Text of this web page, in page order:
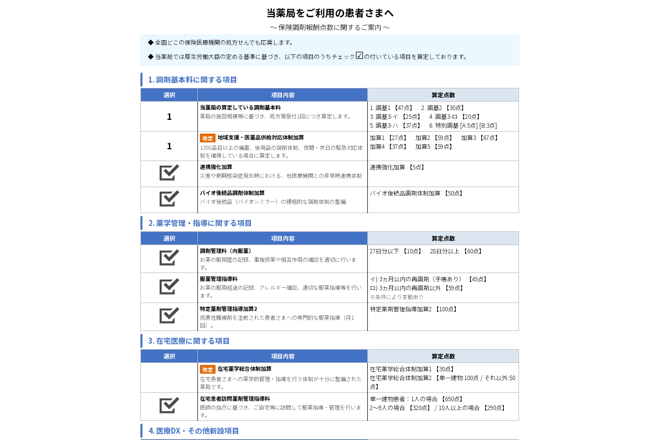
当薬局をご利用の患者さまへ
～ 保険調剤報酬点数に関するご案内 ～
◆ 全国どこの保険医療機関の処方せんでも応需します。
◆ 当薬局では厚生労働大臣の定める基準に基づき、以下の項目のうちチェック☑の付いている項目を算定しております。
1. 調剤基本料に関する項目
選択 項目内容 算定点数
1
当薬局の算定している調剤基本料
薬局の施設規模等に基づき、処方箋受付1回につき算定します。
1. 調基1 【47点】 2. 調基2 【30点】
3. 調基3-イ 【25点】 4. 調基3-ロ 【20点】
5. 調基3-ハ 【37点】 6. 特別調基 [A:5点] [B:3点]
1
改定 地域支援・医薬品供給対応体制加算
1200品目以上の備蓄、後発品の調剤体制、夜間・休日の緊急対応体
制を確保している場合に算定します。
加算1 【27点】 加算2 【59点】 加算3 【67点】
加算4 【37点】 加算5 【59点】
連携強化加算
災害や新興感染症発生時における、他医療機関との非常時連携体制
連携強化加算 【5点】
バイオ後続品調剤体制加算
バイオ後続品（バイオシミラー）の積極的な調剤体制の整備
バイオ後続品調剤体制加算 【50点】
2. 薬学管理・指導に関する項目
選択 項目内容 算定点数
調剤管理料（内服薬）
お薬の服用歴の記録、重複投薬や相互作用の確認を適切に行いま
す。
27日分以下 【10点】 28日分以上 【60点】
服薬管理指導料
お薬の服用経過の記録、アレルギー確認、適切な服薬指導等を行い
ます。
イ) 3ヵ月以内の再調剤（手帳あり） 【45点】
ロ) 3ヵ月以内の再調剤以外 【59点】
※条件により変動あり
特定薬剤管理指導加算2
抗悪性腫瘍剤を注射された患者さまへの専門的な服薬指導（月1
回）。
特定薬剤管理指導加算2 【100点】
3. 在宅医療に関する項目
選択 項目内容 算定点数
改定 在宅薬学総合体制加算
在宅患者さまへの薬学的管理・指導を行う体制が十分に整備された
薬局です。
在宅薬学総合体制加算1 【30点】
在宅薬学総合体制加算2 【単一建物:100点 / それ以外:50
点】
在宅患者訪問薬剤管理指導料
医師の指示に基づき、ご自宅等に訪問して服薬指導・管理を行いま
す。
単一建物患者：1人の場合 【650点】
2～9人の場合 【320点】 / 10人以上の場合 【290点】
4. 医療DX・その他新設項目